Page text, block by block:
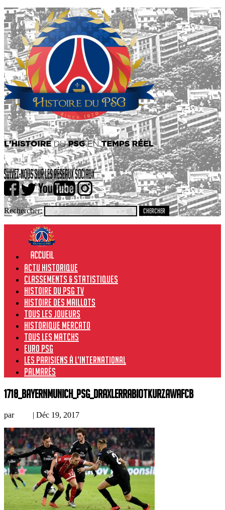
Rechercher:
Actu historique
Classements & Statistiques
Histoire du PSG TV
Histoire des maillots
Tous les joueurs
Historique Mercato
Tous les matchs
Euro PSG
Les Parisiens à l’international
Palmarès
1718_BayernMunich_PSG_DraxlerRabiotKurzawaFCB
par | Déc 19, 2017